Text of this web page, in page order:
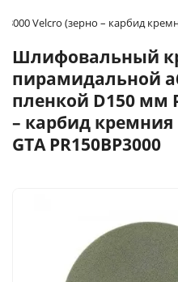
Velcro (зерно – карбид
Шлифовальный
пирамидальной
пленкой D150 мм
– карбид кремния
GTA PR150BP3000